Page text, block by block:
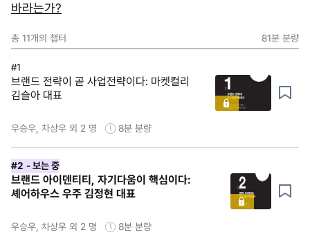
바라는가?
총 11개의 챕터 81분 분량
#1
브랜드 전략이 곧 사업전략이다: 마켓컬리
김슬아 대표
우승우, 차상우 외 2 명 8분 분량
#2 - 보는 중
브랜드 아이덴티티, 자기다움이 핵심이다:
셰어하우스 우주 김정현 대표
우승우, 차상우 외 2 명 8분 분량